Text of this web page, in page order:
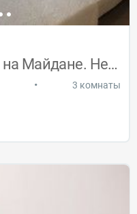
3 комнатна посуточно на Майдане. Недорог
• 3 комнаты